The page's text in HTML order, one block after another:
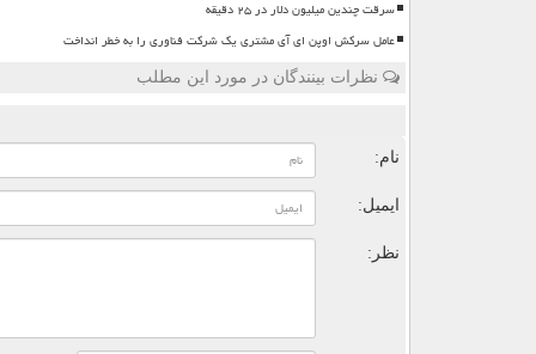
سرقت چندین میلیون دلار در ۲۵ دقیقه
عامل سرکش اوپن ای آی مشتری یک شرکت فناوری را به خطر انداخت
نظرات بینندگان در مورد این مطلب
نام:
ایمیل:
نظر: